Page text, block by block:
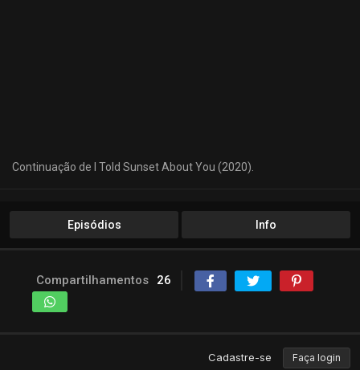
Continuação de I Told Sunset About You (2020).
Episódios Info
Compartilhamentos 26